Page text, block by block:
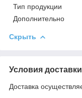
Тип продукции
Дополнительно
Скрыть
Условия доставки
Доставка